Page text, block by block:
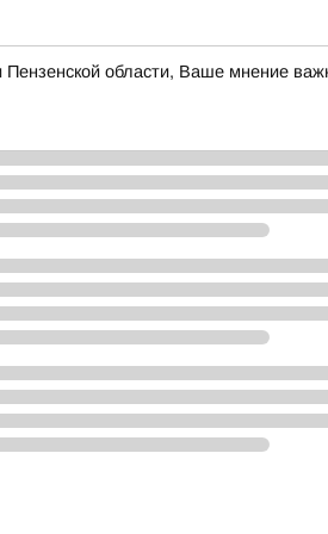
области, Ваше мнение